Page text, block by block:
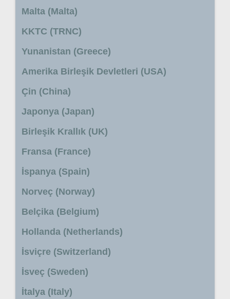
Malta (Malta)
KKTC (TRNC)
Yunanistan (Greece)
Amerika Birleşik Devletleri (USA)
Çin (China)
Japonya (Japan)
Birleşik Krallık (UK)
Fransa (France)
İspanya (Spain)
Norveç (Norway)
Belçika (Belgium)
Hollanda (Netherlands)
İsviçre (Switzerland)
İsveç (Sweden)
İtalya (Italy)